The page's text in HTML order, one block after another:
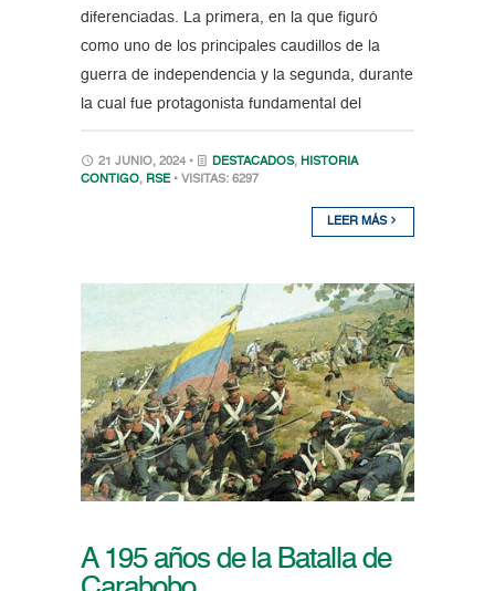
diferenciadas. La primera, en la que figuró
como uno de los principales caudillos de la
guerra de independencia y la segunda, durante
la cual fue protagonista fundamental del
21 JUNIO, 2024 • DESTACADOS, HISTORIA
CONTIGO, RSE • VISITAS: 6297
LEER MÁS
A 195 años de la Batalla de